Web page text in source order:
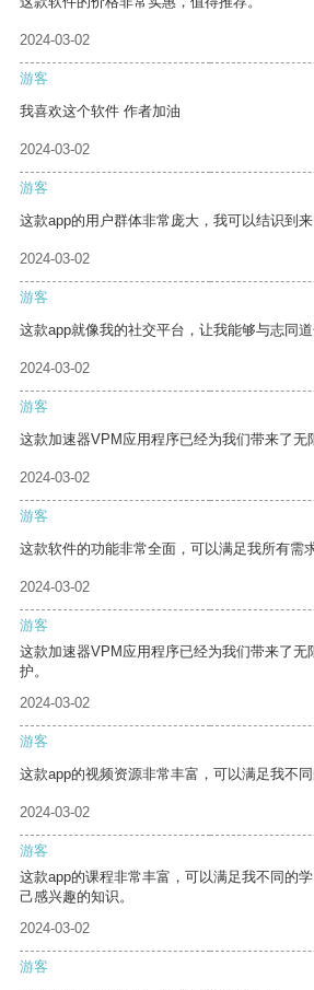
2024-03-02
游客
我喜欢这个软件 作者加油
2024-03-02
游客
这款app的用户群体非常庞大，我可以结识到来
2024-03-02
游客
这款app就像我的社交平台，让我能够与志同道
2024-03-02
游客
这款加速器VPM应用程序已经为我们带来了无
2024-03-02
游客
这款软件的功能非常全面，可以满足我所有需求
2024-03-02
游客
这款加速器VPM应用程序已经为我们带来了无
护。
2024-03-02
游客
这款app的视频资源非常丰富，可以满足我不同
2024-03-02
游客
这款app的课程非常丰富，可以满足我不同的
己感兴趣的知识。
2024-03-02
游客